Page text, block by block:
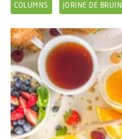
COLUMNS JORINE DE BRUIN